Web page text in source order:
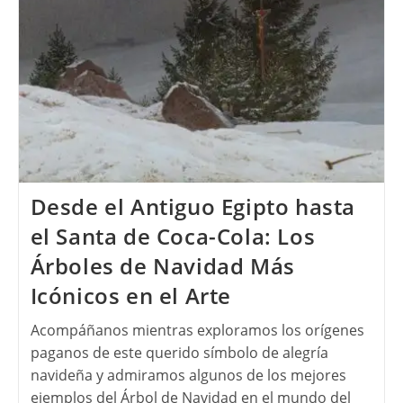
Desde el Antiguo Egipto hasta
el Santa de Coca-Cola: Los
Árboles de Navidad Más
Icónicos en el Arte
Acompáñanos mientras exploramos los orígenes
paganos de este querido símbolo de alegría
navideña y admiramos algunos de los mejores
ejemplos del Árbol de Navidad en el mundo del